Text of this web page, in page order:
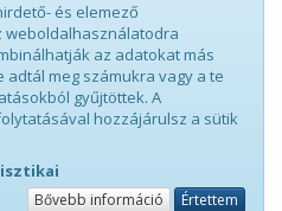
és elemező
weboldalhasználatodra
az adatokat más
meg számukra vagy a te
gyűjtöttek. A
hozzájárulsz a sütik
Bővebb információ Értettem